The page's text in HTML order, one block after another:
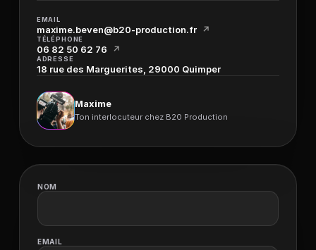
EMAIL
maxime.beven@b20-production.fr ↗
TÉLÉPHONE
06 82 50 62 76 ↗
ADRESSE
18 rue des Marguerites, 29000 Quimper
Maxime
Ton interlocuteur chez B20 Production
NOM
EMAIL